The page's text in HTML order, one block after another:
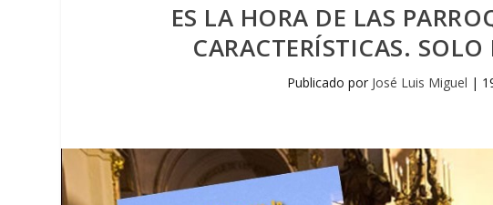
ES LA HORA DE LAS
CARACTERÍSTICAS.
Publicado por José Luis Miguel |